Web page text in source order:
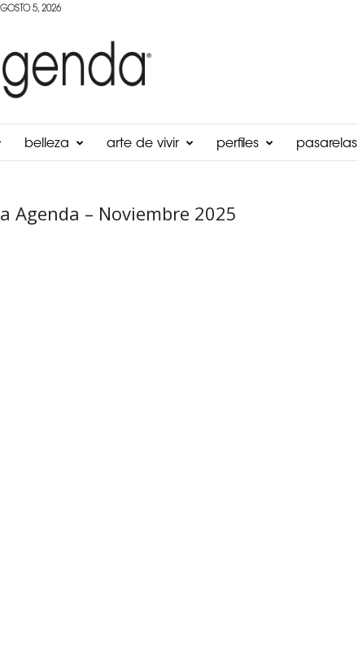
5, 2026
belleza arte de vivir perfiles pasarelas
Agenda – Noviembre 2025